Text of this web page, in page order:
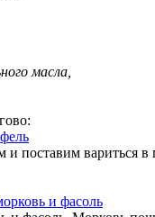
масла,
и поставим вариться в